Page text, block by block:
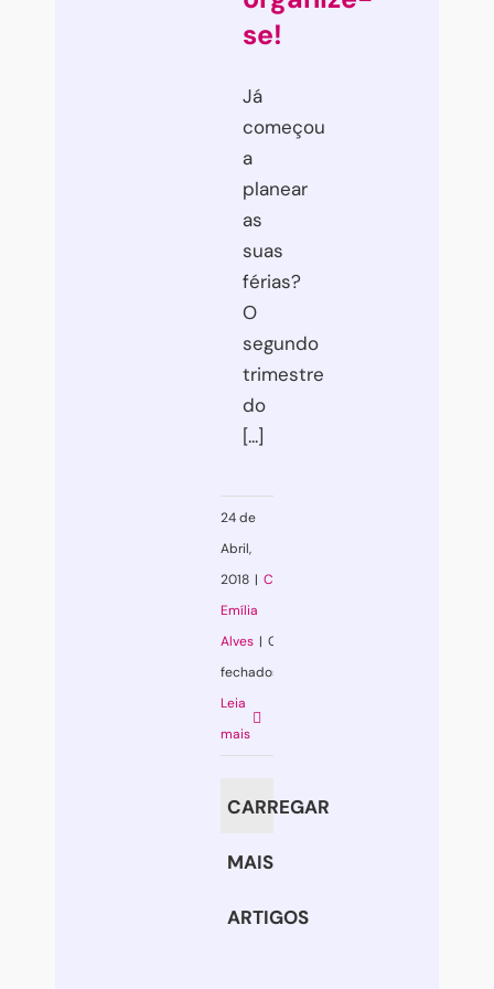
se!
Já
começou
a
planear
as
suas
férias?
O
segundo
trimestre
do
[...]
24 de
Abril,
2018 | Coaching
Emília
Alves | Comentários
fechados
em
Poupe-
se!
Leia
mais
CARREGAR
MAIS
ARTIGOS